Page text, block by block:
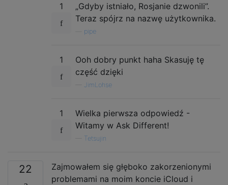
1
„Gdyby istniało, Rosjanie dzwonili”.
Teraz spójrz na nazwę użytkownika.
pipe
1
Ooh dobry punkt haha ​​Skasuję tę
część dzięki
JimLohse
1
Wielka pierwsza odpowiedź -
Witamy w Ask Different!
Tetsujin
22
Zajmowałem się głęboko zakorzenionymi
problemami na moim koncie iCloud i